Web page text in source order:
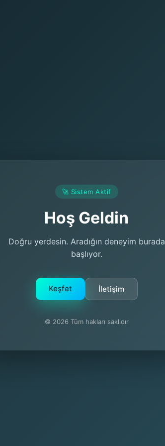
🚀 Sistem Aktif
Hoş Geldin
Doğru yerdesin. Aradığın deneyim burada
başlıyor.
Keşfet İletişim
© 2026 Tüm hakları saklıdır